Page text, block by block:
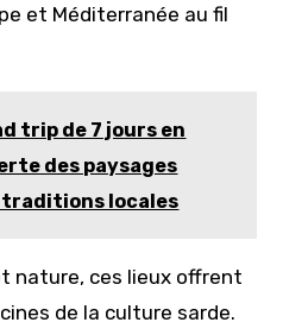
et Méditerranée au fil
trip de 7 jours en
des paysages
locales
nature, ces lieux offrent
de la culture sarde.